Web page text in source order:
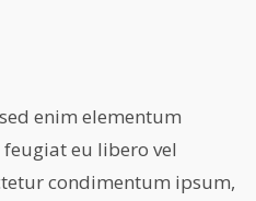
enim elementum
eu libero vel
condimentum ipsum,